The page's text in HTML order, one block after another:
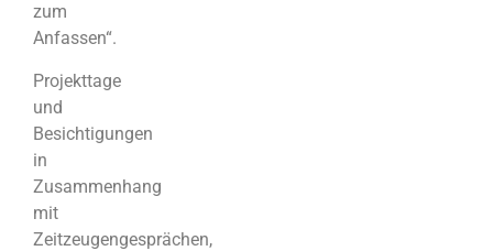
zum
Anfassen“.
Projekttage
und
Besichtigungen
in
Zusammenhang
mit
Zeitzeugengesprächen,